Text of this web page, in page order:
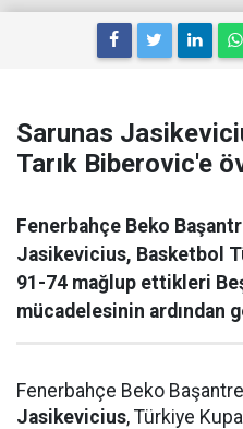
Sarunas
Tarık Biberovic'e
Fenerbahçe Beko
Jasikevicius, Basketbol
91-74 mağlup ettikleri
mücadelesinin ardından
Fenerbahçe Beko
Jasikevicius, Türkiye